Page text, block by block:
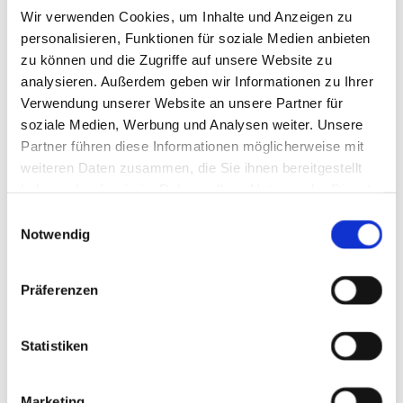
Wir verwenden Cookies, um Inhalte und Anzeigen zu
personalisieren, Funktionen für soziale Medien anbieten
zu können und die Zugriffe auf unsere Website zu
analysieren. Außerdem geben wir Informationen zu Ihrer
Verwendung unserer Website an unsere Partner für
soziale Medien, Werbung und Analysen weiter. Unsere
Partner führen diese Informationen möglicherweise mit
weiteren Daten zusammen, die Sie ihnen bereitgestellt
Notwendig
Präferenzen
Statistiken
Dann komm zu uns ins Team!
Das bieten wir:
Leis­tungs­ge­rech­te und faire Ver­gü­tung mit Ent­wick­
lungs­spiel­raum nach oben
Wei­ter­bil­dun­gen
Du kalkulierst Projekte und erstellst eigenständig Angebote für unsere
Kunden